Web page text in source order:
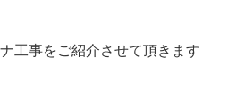
工事をご紹介させて頂きます